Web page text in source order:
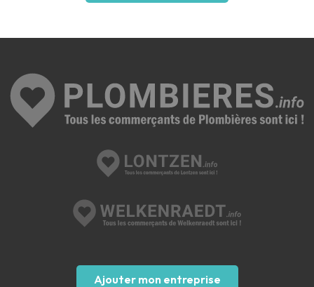
Ajouter mon entreprise